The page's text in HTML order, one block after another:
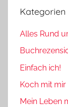
Kategorien
Alles Rund
Einfach ich!
Koch mit mir
Mein Leben